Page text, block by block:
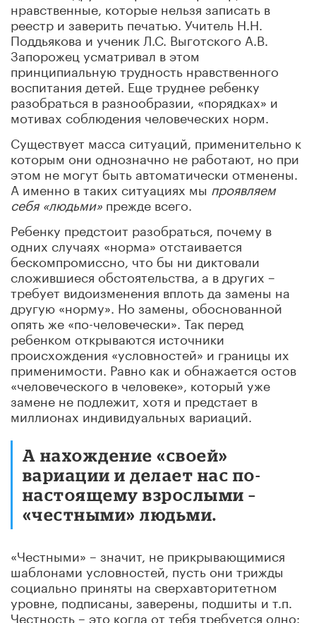
нравственные, которые нельзя записать в
реестр и заверить печатью. Учитель Н.Н.
Поддьякова и ученик Л.С. Выготского А.В.
Запорожец усматривал в этом
принципиальную трудность нравственного
воспитания детей. Еще труднее ребенку
разобраться в разнообразии, «порядках» и
мотивах соблюдения человеческих норм.
Существует масса ситуаций, применительно к
которым они однозначно не работают, но при
этом не могут быть автоматически отменены.
А именно в таких ситуациях мы проявляем
себя «людьми» прежде всего.
Ребенку предстоит разобраться, почему в
одних случаях «норма» отстаивается
бескомпромиссно, что бы ни диктовали
сложившиеся обстоятельства, а в других –
требует видоизменения вплоть да замены на
другую «норму». Но замены, обоснованной
опять же «по-человечески». Так перед
ребенком открываются источники
происхождения «условностей» и границы их
применимости. Равно как и обнажается остов
«человеческого в человеке», который уже
замене не подлежит, хотя и предстает в
миллионах индивидуальных вариаций.
А нахождение «своей»
вариации и делает нас по-
настоящему взрослыми –
«честными» людьми.
«Честными» – значит, не прикрывающимися
шаблонами условностей, пусть они трижды
социально приняты на сверхавторитетном
уровне, подписаны, заверены, подшиты и т.п.
Честность – это когда от тебя требуется одно: